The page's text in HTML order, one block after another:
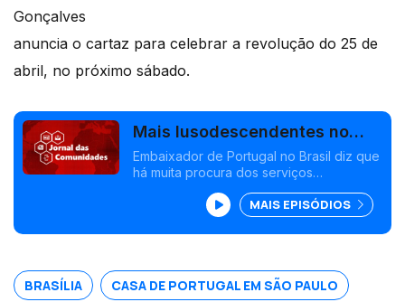
Gonçalves
anuncia o cartaz para celebrar a revolução do 25 de
abril, no próximo sábado.
Mais lusodescendentes no
Brasil querem a nacionalidade
portuguesa
Embaixador de Portugal no Brasil diz que
há muita procura dos serviços
lusodescendentes que querem a
cidadania portuguesa. Emigrantes na
Suíça estão em Roma. Edição Isabel
MAIS EPISÓDIOS
BRASÍLIA CASA DE PORTUGAL EM SÃO PAULO